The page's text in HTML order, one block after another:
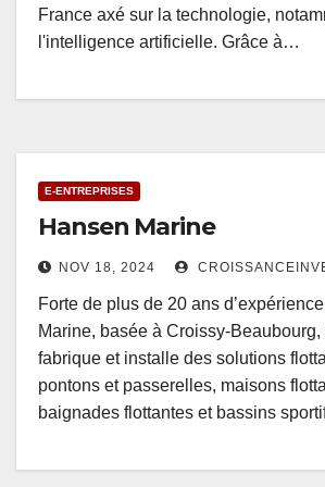
France axé sur la technologie,
l'intelligence artificielle. Grâce à…
E-ENTREPRISES
Hansen Marine
NOV 18, 2024
Forte de plus de 20 ans
Marine, basée à Croissy-Beaubourg,
fabrique et installe des solutions
pontons et passerelles, maisons
baignades flottantes et bassins